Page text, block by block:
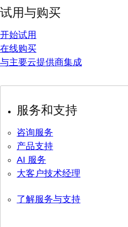
试用与购买
开始试用
在线购买
与主要云提供商集成
服务和支持
咨询服务
产品支持
AI 服务
大客户技术经理
了解服务与支持